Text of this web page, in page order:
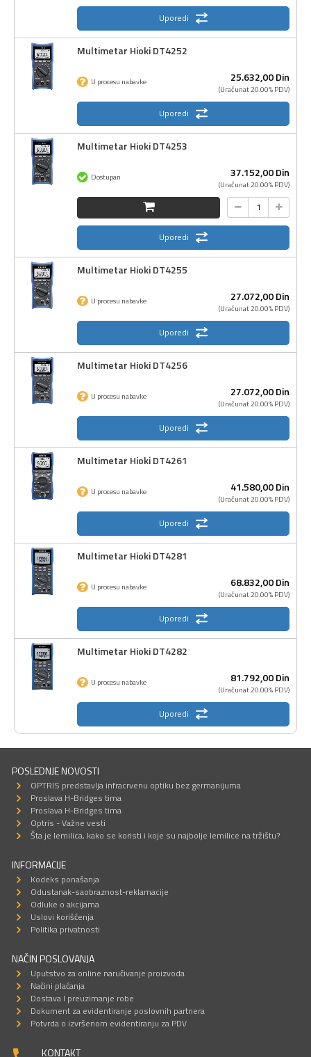
Uporedi
Multimetar Hioki DT4252
25.632,00Din
(Uračunat 20.00% PDV)
U procesu nabavke
Uporedi
Multimetar Hioki DT4253
37.152,00Din
(Uračunat 20.00% PDV)
Dostupan
Uporedi
Multimetar Hioki DT4255
27.072,00Din
(Uračunat 20.00% PDV)
U procesu nabavke
Uporedi
Multimetar Hioki DT4256
27.072,00Din
(Uračunat 20.00% PDV)
U procesu nabavke
Uporedi
Multimetar Hioki DT4261
41.580,00Din
(Uračunat 20.00% PDV)
U procesu nabavke
Uporedi
Multimetar Hioki DT4281
68.832,00Din
(Uračunat 20.00% PDV)
U procesu nabavke
Uporedi
Multimetar Hioki DT4282
81.792,00Din
(Uračunat 20.00% PDV)
U procesu nabavke
Uporedi
POSLEDNJE NOVOSTI
OPTRIS predstavlja infracrvenu optiku bez germanijuma
Proslava H-Bridges tima
Proslava H-Bridges tima
Optris - Važne vesti
Šta je lemilica, kako se koristi i koje su najbolje lemilice na tržištu?
INFORMACIJE
Kodeks ponašanja
Odustanak-saobraznost-reklamacije
Odluke o akcijama
Uslovi korišćenja
Politika privatnosti
NAČIN POSLOVANJA
Uputstvo za online naručivanje proizvoda
Načini plaćanja
Dostava I preuzimanje robe
Dokument za evidentiranje poslovnih partnera
Potvrda o izvršenom evidentiranju za PDV
KONTAKT